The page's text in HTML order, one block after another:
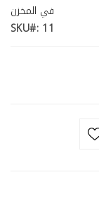
في المخزن
SKU#: 11